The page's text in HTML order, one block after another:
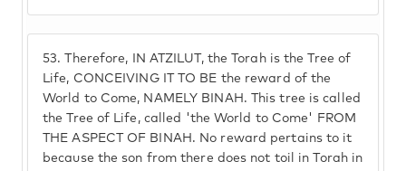
53. Therefore, IN ATZILUT, the Torah is the Tree of
Life, CONCEIVING IT TO BE the reward of the
World to Come, NAMELY BINAH. This tree is called
the Tree of Life, called 'the World to Come' FROM
THE ASPECT OF BINAH. No reward pertains to it
because the son from there does not toil in Torah in